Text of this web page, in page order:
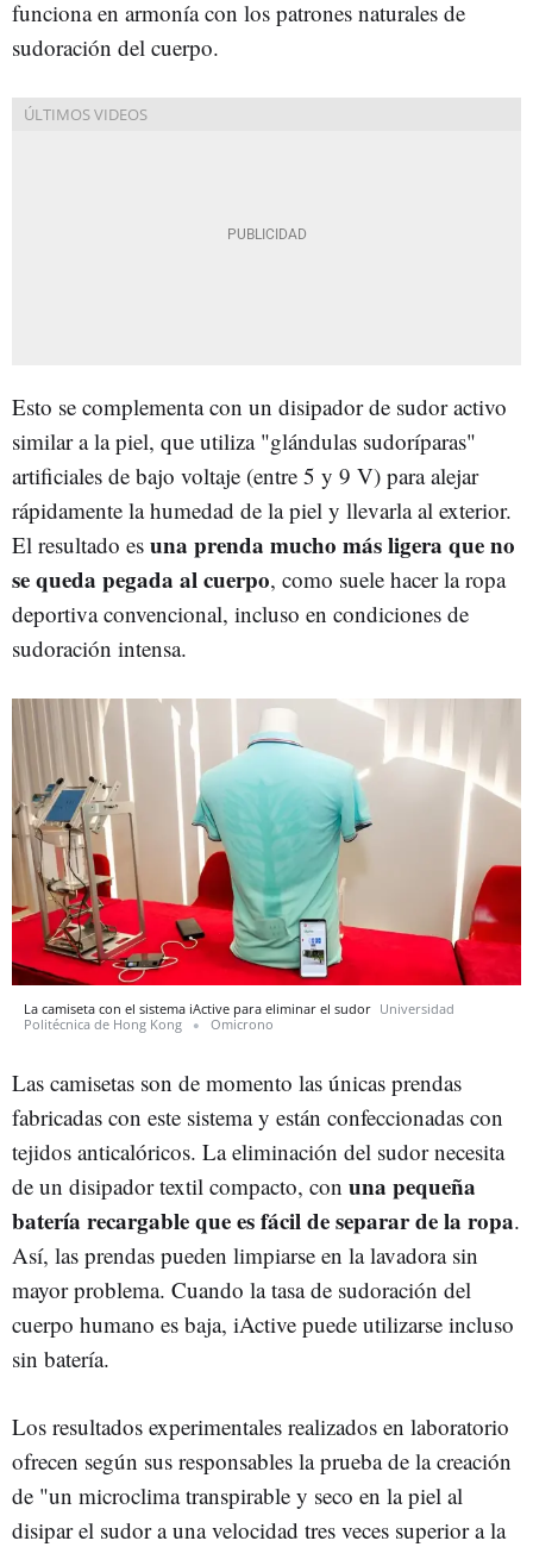
funciona en armonía con los patrones naturales de
sudoración del cuerpo.
Esto se complementa con un disipador de sudor activo
similar a la piel, que utiliza "glándulas sudoríparas"
artificiales de bajo voltaje (entre 5 y 9 V) para alejar
rápidamente la humedad de la piel y llevarla al exterior.
El resultado es una prenda mucho más ligera que no
se queda pegada al cuerpo, como suele hacer la ropa
deportiva convencional, incluso en condiciones de
sudoración intensa.
La camiseta con el sistema iActive para eliminar el sudor Universidad
Politécnica de Hong Kong
Omicrono
Las camisetas son de momento las únicas prendas
fabricadas con este sistema y están confeccionadas con
tejidos anticalóricos. La eliminación del sudor necesita
de un disipador textil compacto, con una pequeña
batería recargable que es fácil de separar de la ropa.
Así, las prendas pueden limpiarse en la lavadora sin
mayor problema. Cuando la tasa de sudoración del
cuerpo humano es baja, iActive puede utilizarse incluso
sin batería.
Los resultados experimentales realizados en laboratorio
ofrecen según sus responsables la prueba de la creación
de "un microclima transpirable y seco en la piel al
disipar el sudor a una velocidad tres veces superior a la